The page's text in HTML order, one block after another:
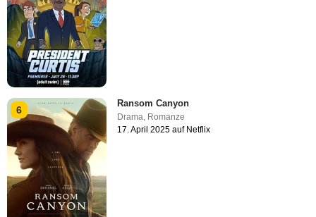
6
Ransom Canyon
Drama, Romanze
17. April 2025 auf Netflix